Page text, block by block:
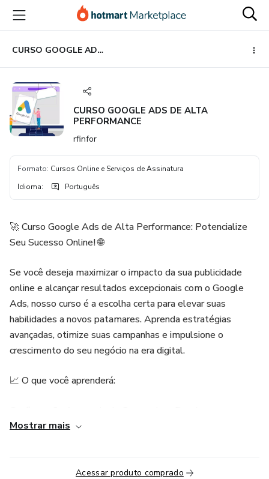
para
conteúdo
principal
para
pagamento
para
rodapé
CURSO GOOGLE ADS DE ALTA PERFORMANCE
CURSO GOOGLE ADS DE ALTA
PERFORMANCE
rfinfor
Formato: Cursos Online e Serviços de Assinatura
Idioma: Português
🚀 Curso Google Ads de Alta Performance: Potencialize
Seu Sucesso Online! 🌐
Se você deseja maximizar o impacto da sua publicidade
online e alcançar resultados excepcionais com o Google
Ads, nosso curso é a escolha certa para elevar suas
habilidades a novos patamares. Aprenda estratégias
avançadas, otimize suas campanhas e impulsione o
crescimento do seu negócio na era digital.
📈 O que você aprenderá:
configuração detalhada para atingir seus objetivos
Seleção de Palavras-Chave Eficientes: Descubra como
Mostrar mais
Acessar produto comprado